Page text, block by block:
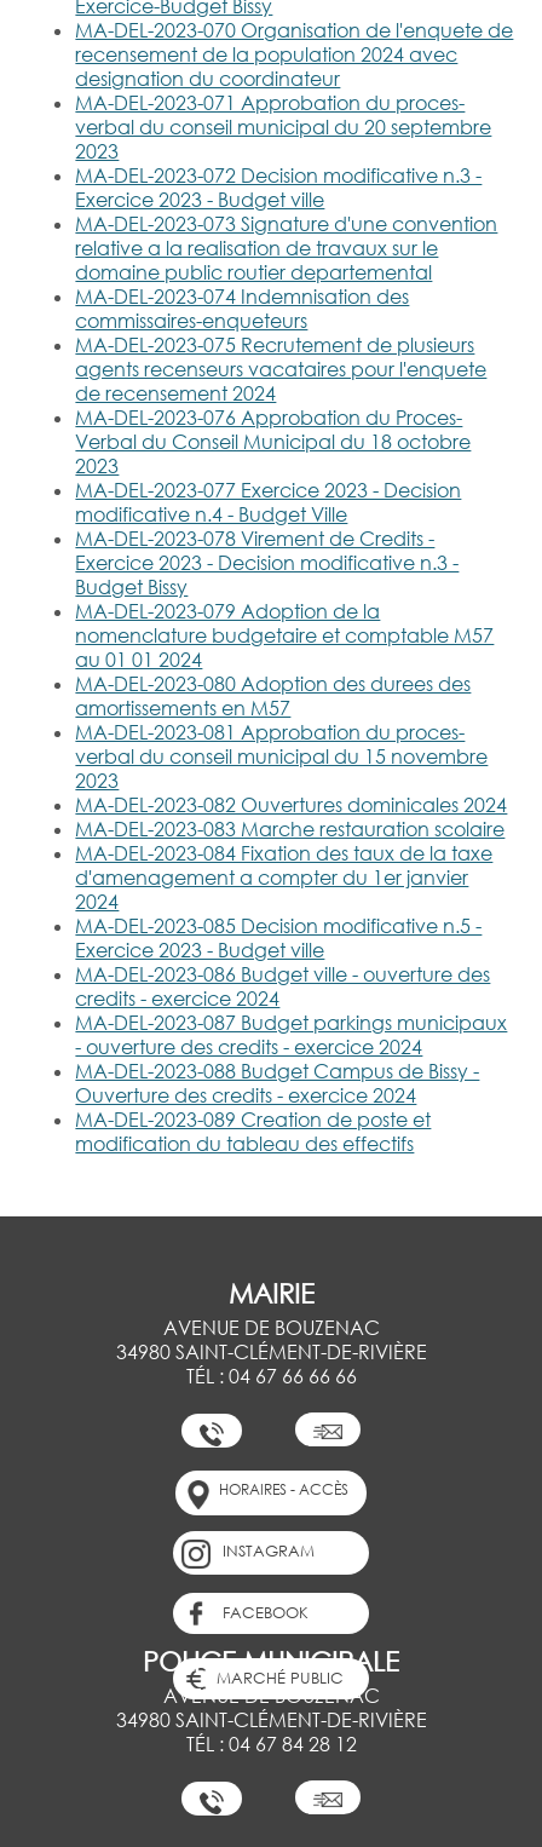
Exercice-Budget Bissy
MA-DEL-2023-070 Organisation de l'enquete de
recensement de la population 2024 avec
designation du coordinateur
MA-DEL-2023-071 Approbation du proces-
verbal du conseil municipal du 20 septembre
2023
MA-DEL-2023-072 Decision modificative n.3 -
Exercice 2023 - Budget ville
MA-DEL-2023-073 Signature d'une convention
relative a la realisation de travaux sur le
domaine public routier departemental
MA-DEL-2023-074 Indemnisation des
commissaires-enqueteurs
MA-DEL-2023-075 Recrutement de plusieurs
agents recenseurs vacataires pour l'enquete
de recensement 2024
MA-DEL-2023-076 Approbation du Proces-
Verbal du Conseil Municipal du 18 octobre
2023
MA-DEL-2023-077 Exercice 2023 - Decision
modificative n.4 - Budget Ville
MA-DEL-2023-078 Virement de Credits -
Exercice 2023 - Decision modificative n.3 -
Budget Bissy
MA-DEL-2023-079 Adoption de la
nomenclature budgetaire et comptable M57
au 01 01 2024
MA-DEL-2023-080 Adoption des durees des
amortissements en M57
MA-DEL-2023-081 Approbation du proces-
verbal du conseil municipal du 15 novembre
2023
MA-DEL-2023-082 Ouvertures dominicales 2024
MA-DEL-2023-083 Marche restauration scolaire
MA-DEL-2023-084 Fixation des taux de la taxe
d'amenagement a compter du 1er janvier
2024
MA-DEL-2023-085 Decision modificative n.5 -
Exercice 2023 - Budget ville
MA-DEL-2023-086 Budget ville - ouverture des
credits - exercice 2024
MA-DEL-2023-087 Budget parkings municipaux
- ouverture des credits - exercice 2024
MA-DEL-2023-088 Budget Campus de Bissy -
Ouverture des credits - exercice 2024
MA-DEL-2023-089 Creation de poste et
modification du tableau des effectifs
MAIRIE
AVENUE DE BOUZENAC
34980 SAINT-CLÉMENT-DE-RIVIÈRE
TÉL : 04 67 66 66 66
HORAIRES - ACCÈS
INSTAGRAM
FACEBOOK
MARCHÉ PUBLIC
POLICE MUNICIPALE
AVENUE DE BOUZENAC
34980 SAINT-CLÉMENT-DE-RIVIÈRE
TÉL : 04 67 84 28 12